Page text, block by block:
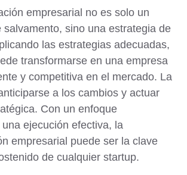
empresarial no es solo un
salvamento, sino una estrategia de
las estrategias adecuadas,
transformarse en una empresa
y competitiva en el mercado. La
a los cambios y actuar
Con un enfoque
ejecución efectiva, la
empresarial puede ser la clave
de cualquier startup.